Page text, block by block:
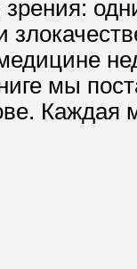
мы
Каждая